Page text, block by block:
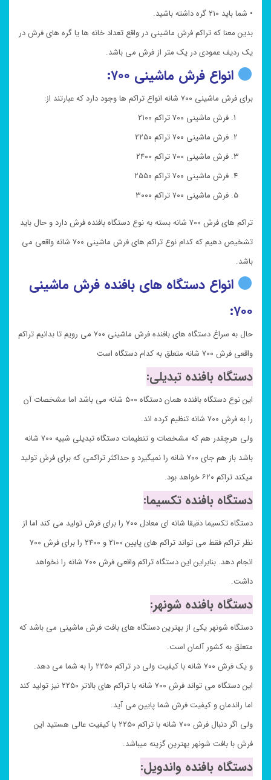
• شما باید ۲۱۰ گره داشته باشید.
بدین معنا که تراکم فرش ماشینی در واقع تعداد خانه ها یا گره های فرش در
یک ردیف عمودی در یک متر از فرش می باشد.
انواع فرش ماشینی ۷۰۰:
برای فرش ماشینی ۷۰۰ شانه انواع تراکم ها وجود دارد که عبارتند از:
فرش ماشینی ۷۰۰ تراکم ۲۱۰۰
فرش ماشینی ۷۰۰ تراکم ۲۲۵۰
فرش ماشینی ۷۰۰ تراکم ۲۴۰۰
فرش ماشینی ۷۰۰ تراکم ۲۵۵۰
فرش ماشینی ۷۰۰ تراکم ۳۰۰۰
تراکم های فرش ۷۰۰ شانه بسته به نوع دستگاه بافنده فرش دارد و حال باید
تشخیص دهیم که کدام نوع تراکم های فرش ماشینی ۷۰۰ شانه واقعی می
باشد.
انواع دستگاه های بافنده فرش ماشینی
۷۰۰:
حال به سراغ دستگاه های بافنده فرش ماشینی ۷۰۰ می رویم تا بدانیم تراکم
واقعی فرش ۷۰۰ شانه متعلق به کدام دستگاه است
دستگاه بافنده تبدیلی:
این نوع دستگاه بافنده همان دستگاه ۵۰۰ شانه می باشد اما مشخصات آن
را به فرش ۷۰۰ شانه تنظیم کرده اند.
ولی هرچقدر هم که مشخصات و تنطیمات دستگاه تبدیلی شبیه ۷۰۰ شانه
باشد باز هم جای ۷۰۰ شانه را نمیگیرد و حداکثر تراکمی که برای فرش تولید
میکند تراکم ۶۲۰ خواهد بود.
دستگاه بافنده تکسیما:
دستگاه تکسیما دقیقا شانه ای معادل ۷۰۰ را برای فرش تولید می کند اما از
نظر تراکم فقط می تواند تراکم های پایین ۲۱۰۰ و ۲۴۰۰ را برای فرش ۷۰۰
انجام دهد. بنابراین این دستگاه تراکم واقعی فرش ۷۰۰ شانه را نخواهد
داشت.
دستگاه بافنده شونهر:
دستگاه شونهر یکی از بهترین دستگاه های بافت فرش ماشینی می باشد که
متعلق به کشور آلمان است.
و یک فرش ۷۰۰ شانه با کیفیت ولی در تراکم ۲۲۵۰ را به شما می دهد.
این دستگاه می تواند فرش ۷۰۰ شانه با تراکم های بالاتر ۲۲۵۰ نیز تولید کند
اما راندمان و کیفیت فرش شما پایین می آید.
ولی اگر دنبال فرش ۷۰۰ شانه با تراکم ۲۲۵۰ با کیفیت عالی هستید این
فرش با بافت شونهر بهترین گزینه میباشد.
دستگاه بافنده واندویل: